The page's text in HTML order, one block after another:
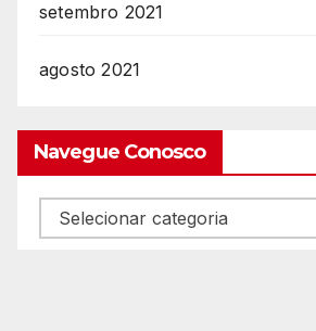
setembro 2021
agosto 2021
Navegue Conosco
Navegue
Conosco